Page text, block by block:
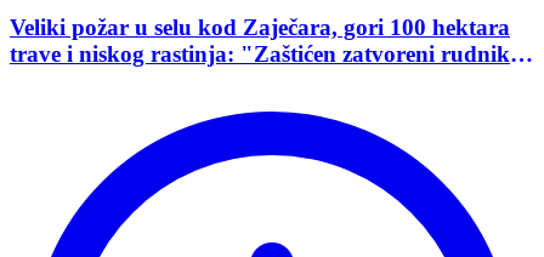
Veliki požar u selu kod Zaječara, gori 100 hektara
trave i niskog rastinja: "Zaštićen zatvoreni rudnik